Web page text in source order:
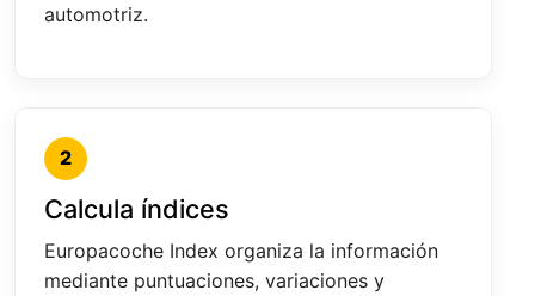
automotriz.
2
Calcula índices
Europacoche Index organiza la información
mediante puntuaciones, variaciones y